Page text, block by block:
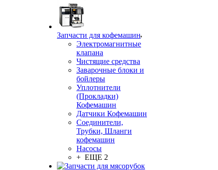
Запчасти для кофемашин
Электромагнитные
клапана
Чистящие средства
Заварочные блоки и
бойлеры
Уплотнители
(Прокладки)
Кофемашин
Датчики Кофемашин
Соединители,
Трубки, Шланги
кофемашин
Насосы
+ ЕЩЕ 2